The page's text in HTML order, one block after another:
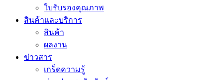
ใบรับรองคุณภาพ
สินค้าและบริการ
สินค้า
ผลงาน
ข่าวสาร
เกร็ดความรู้